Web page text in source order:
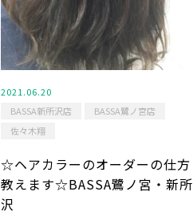
2021.06.20
BASSA新所沢店
BASSA鷺ノ宮店
佐々木翔
☆ヘアカラーのオーダーの仕方
教えます☆BASSA鷺ノ宮・新所
沢